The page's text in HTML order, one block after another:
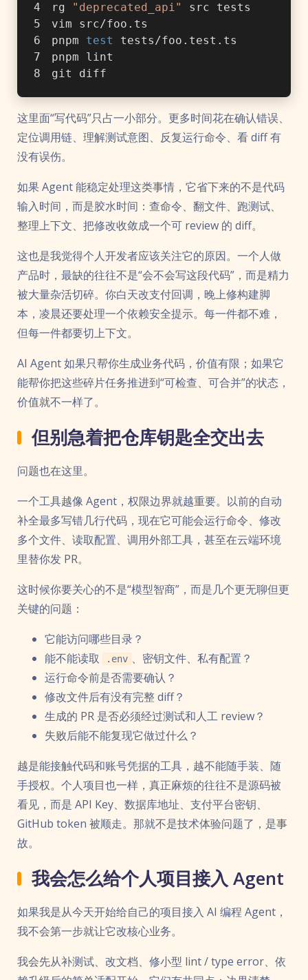
rg
"deprecated_api"
src tests
vim src/foo.ts
pnpm test
tests/foo.test.ts
pnpm lint
git diff
这里面“写代码”只占一小部分。更多时间花在确认错误、
定位调用链、理解测试意图、反复运行命令、看 diff 有
没有误伤。
如果 Agent 能稳定处理这类事情，它省下来的不是代码
输入时间，而是胶水时间：查命令、翻文件、跑测试、
整理上下文、把修改收敛成一个可 review 的 diff。
这也是我觉得个人开发者应该关注它的原因。一个人做
产品时，最缺的往往不是“会不会写这段代码”，而是精力
被大量杂活切碎。你白天改支付回调，晚上修构建脚
本，凌晨还要处理一个依赖安全提示。每一件都不难，
但每一件都要切上下文。
AI Agent 如果只帮你生成业务代码，价值有限；如果它
能帮你把这些碎片任务推进到“可检查、可合并”的状态，
价值就不一样了。
但别急着把仓库钥匙全交出去
问题也在这里。
一个工具越像 Agent，权限边界就越重要。以前的自动
补全最多写错几行代码，现在它可能会运行命令、修改
多个文件、读取配置、调用外部工具，甚至在云端环境
里替你发 PR。
这时候你要关心的不是“模型智商”，而是几个更无聊但更
关键的问题：
它能访问哪些目录？
能不能读取
.env 、密钥文件、私有配置？
运行命令前是否需要确认？
修改文件后有没有完整 diff？
生成的 PR 是否必须经过测试和人工 review？
失败后能不能复现它做过什么？
越是能接触代码和账号凭据的工具，越不能随手装、随
手授权。个人项目也一样，真正麻烦的往往不是源码被
看见，而是 API Key、数据库地址、支付平台密钥、
GitHub token 被顺走。那就不是技术体验问题了，是事
故。
我会怎么给个人项目接入 Agent
如果我是从今天开始给自己的项目接入 AI 编程 Agent，
我不会第一步就让它改核心业务。
我会先从补测试、改文档、修小型 lint / type error、依